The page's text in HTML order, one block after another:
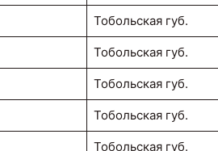
Тобольская губ.
Тобольская губ.
Тобольская губ.
Тобольская губ.
Тобольская губ.